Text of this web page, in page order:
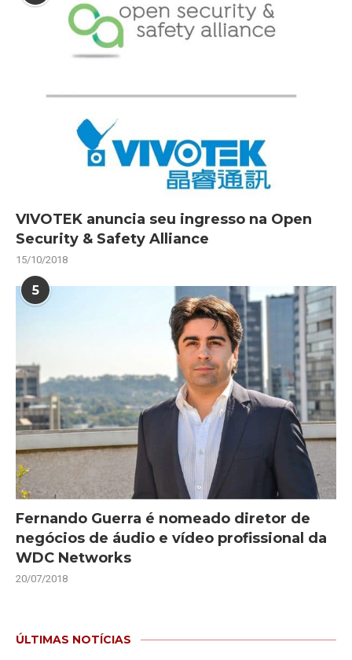
VIVOTEK anuncia seu ingresso na Open
Security & Safety Alliance
15/10/2018
5
Fernando Guerra é nomeado diretor de
negócios de áudio e vídeo profissional da
WDC Networks
20/07/2018
ÚLTIMAS NOTÍCIAS